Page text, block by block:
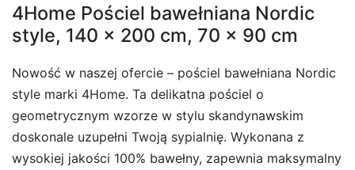
4Home Pościel bawełniana Nordic
style, 140 x 200 cm, 70 x 90 cm
Nowość w naszej ofercie – pościel bawełniana Nordic
style marki 4Home. Ta delikatna pościel o
geometrycznym wzorze w stylu skandynawskim
doskonale uzupełni Twoją sypialnię. Wykonana z
wysokiej jakości 100% bawełny, zapewnia maksymalny